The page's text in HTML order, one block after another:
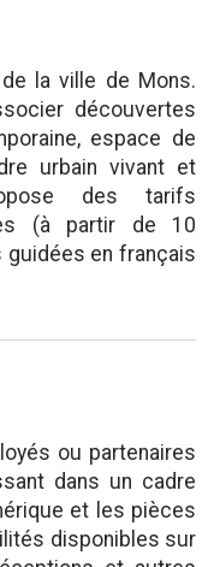
la ville de Mons.
découvertes
espace de
urbain vivant et
des tarifs
(à partir de 10
en français
ou partenaires
dans un cadre
et les pièces
disponibles sur